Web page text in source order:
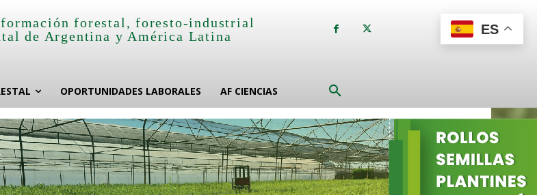
forestal, foresto-industrial
de Argentina y América Latina
OPORTUNIDADES LABORALES AF CIENCIAS
ES